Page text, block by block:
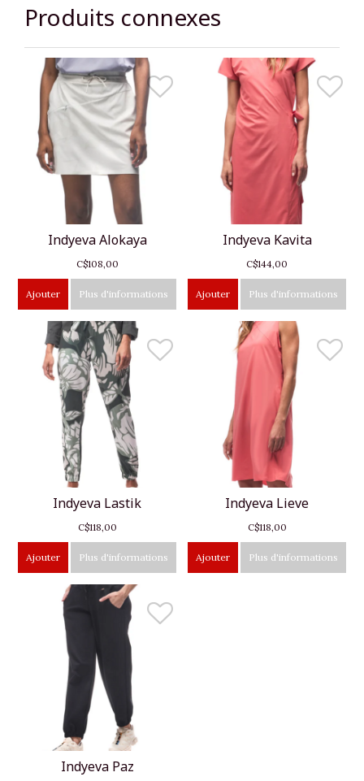
Produits connexes
Indyeva Alokaya
C$108,00
Ajouter Plus d'informations
Indyeva Kavita
C$144,00
Ajouter Plus d'informations
Indyeva Lastik
C$118,00
Ajouter Plus d'informations
Indyeva Lieve
C$118,00
Ajouter Plus d'informations
Indyeva Paz